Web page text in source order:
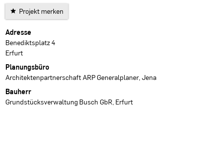
Projekt merken
Projektdaten
Adresse
Benediktsplatz 4
Erfurt
Planungsbüro
Architektenpartnerschaft ARP Generalplaner, Jena
Bauherr
Grundstücksverwaltung Busch GbR, Erfurt